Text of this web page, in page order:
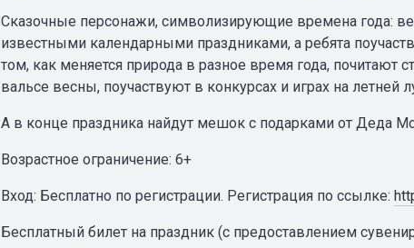
Сказочные персонажи, символизирующие времена года:
известными календарными праздниками, а ребята
том, как меняется природа в разное время года, почитают
вальсе весны, поучаствуют в конкурсах и играх на летней
А в конце праздника найдут мешок с подарками от Деда
Возрастное ограничение: 6+
Вход: Бесплатно по регистрации. Регистрация по ссылке:
Бесплатный билет на праздник (с предоставлением